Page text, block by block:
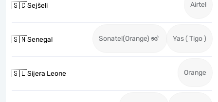
🇸🇨Sejšeli Airtel
🇸🇳Senegal Sonatel(Orange) Yas ( Tigo )
🇸🇱Sijera Leone Orange